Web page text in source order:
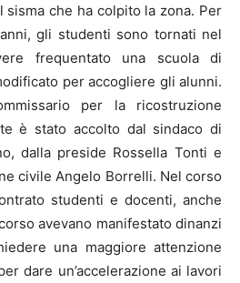
sisma che ha colpito la zona. Per
gli studenti sono tornati nel
frequentato una scuola di
per accogliere gli alunni.
per la ricostruzione
è stato accolto dal sindaco di
dalla preside Rossella Tonti e
civile Angelo Borrelli. Nel corso
studenti e docenti, anche
avevano manifestato dinanzi
una maggiore attenzione
dare un’accelerazione ai lavori